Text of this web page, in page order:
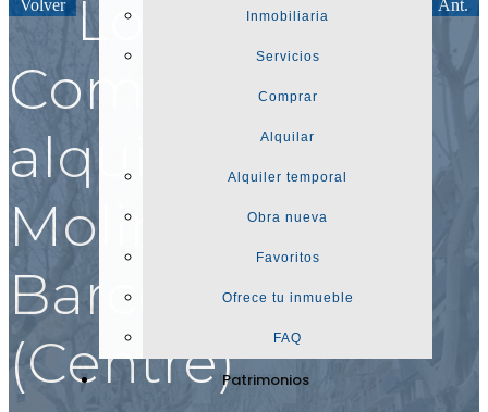
Inmobiliaria
Servicios
Comprar
Alquilar
Alquiler temporal
Obra nueva
Favoritos
Ofrece tu inmueble
FAQ
Patrimonios
Volver Ant.
Local
Comercial en
alquiler en
Molins De Rei,
Barcelona
(Centre)